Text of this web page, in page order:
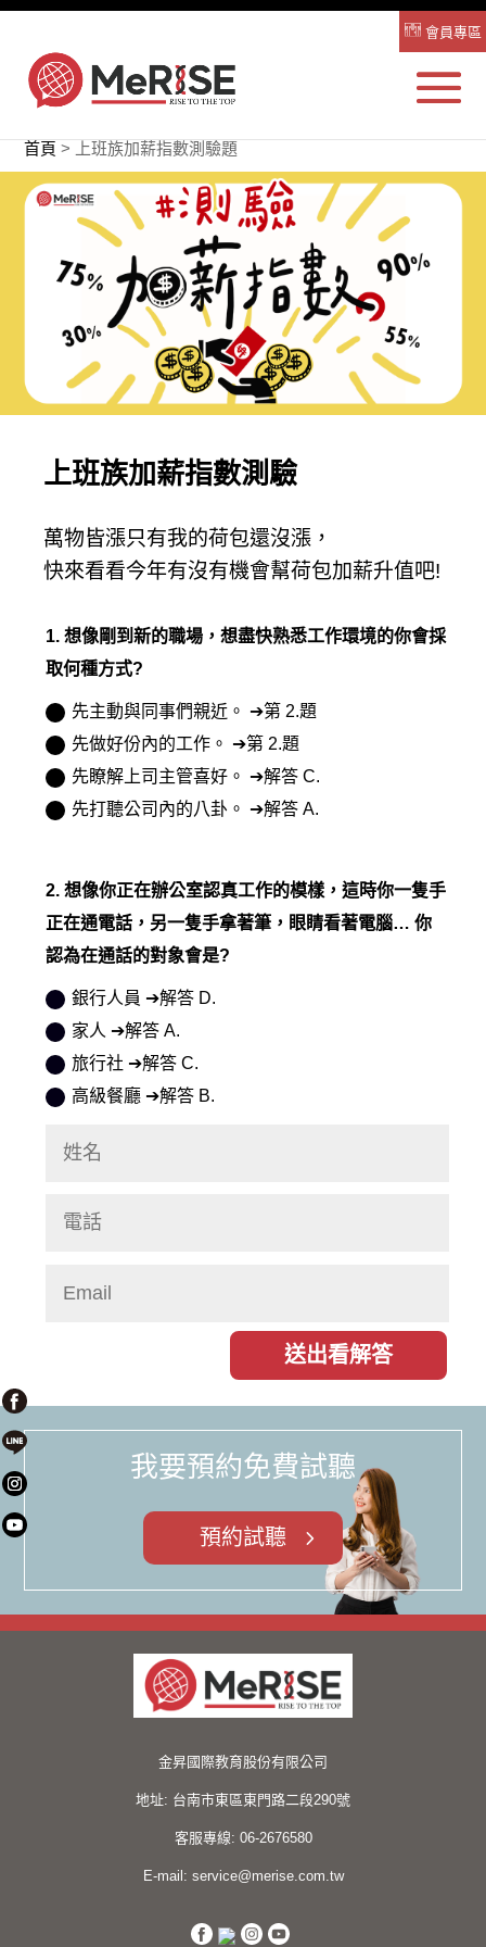
會員專區
首頁 > 上班族加薪指數測驗題
上班族加薪指數測驗
萬物皆漲只有我的荷包還沒漲，
快來看看今年有沒有機會幫荷包加薪升值吧!
1. 想像剛到新的職場，想盡快熟悉工作環境的你會採
取何種方式?
先主動與同事們親近。 ➔第 2.題
先做好份內的工作。 ➔第 2.題
先瞭解上司主管喜好。 ➔解答 C.
先打聽公司內的八卦。 ➔解答 A.
2. 想像你正在辦公室認真工作的模樣，這時你一隻手
正在通電話，另一隻手拿著筆，眼睛看著電腦… 你
認為在通話的對象會是?
銀行人員 ➔解答 D.
家人 ➔解答 A.
旅行社 ➔解答 C.
高級餐廳 ➔解答 B.
送出看解答
我要預約免費試聽
預約試聽
金昇國際教育股份有限公司
地址: 台南市東區東門路二段290號
客服專線: 06-2676580
E-mail: service@merise.com.tw